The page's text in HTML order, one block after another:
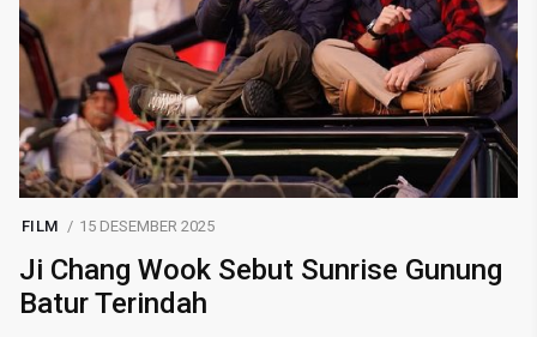
FILM 15 DESEMBER 2025
Ji Chang Wook Sebut Sunrise Gunung
Batur Terindah